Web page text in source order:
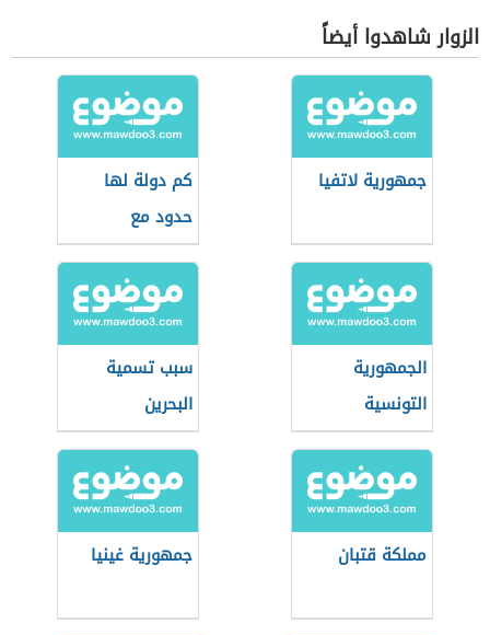
الزوار شاهدوا أيضاً
جمهورية لاتفيا
كم دولة لها
حدود مع
السعودية
الجمهورية
التونسية
سبب تسمية
البحرين
مملكة قتبان جمهورية غينيا